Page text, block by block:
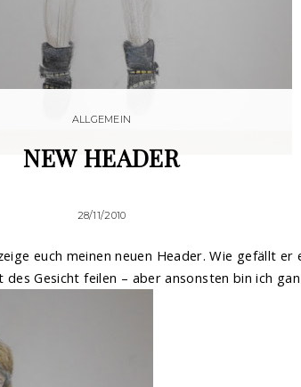
ALLGEMEIN
NEW HEADER
28/11/2010
euch meinen neuen Header. Wie gefällt er
Gesicht feilen – aber ansonsten bin ich